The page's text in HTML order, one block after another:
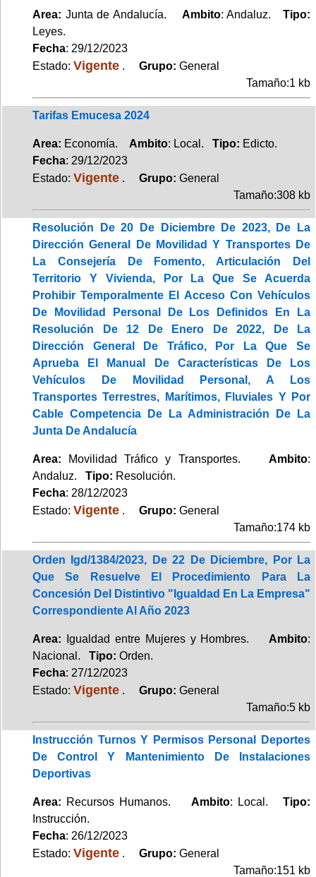
Area: Junta de Andalucía. Ambito: Andaluz.Tipo:
Leyes.
Fecha: 29/12/2023
Estado: Vigente . Grupo: General
Tamaño:1 kb
Tarifas Emucesa 2024
Area: Economía. Ambito: Local. Tipo: Edicto.
Fecha: 29/12/2023
Estado: Vigente . Grupo: General
Tamaño:308 kb
Resolución De 20 De Diciembre De 2023, De La
Dirección General De Movilidad Y Transportes De
La Consejería De Fomento, Articulación Del
Territorio Y Vivienda, Por La Que Se Acuerda
Prohibir Temporalmente El Acceso Con Vehículos
De Movilidad Personal De Los Definidos En La
Resolución De 12 De Enero De 2022, De La
Dirección General De Tráfico, Por La Que Se
Aprueba El Manual De Características De Los
Vehículos De Movilidad Personal, A Los
Transportes Terrestres, Marítimos, Fluviales Y Por
Cable Competencia De La Administración De La
Junta De Andalucía
Area: Movilidad Tráfico y Transportes. Ambito:
Andaluz. Tipo: Resolución.
Fecha: 28/12/2023
Estado: Vigente . Grupo: General
Tamaño:174 kb
Orden Igd/1384/2023, De 22 De Diciembre, Por La
Que Se Resuelve El Procedimiento Para La
Concesión Del Distintivo "Igualdad En La Empresa"
Correspondiente Al Año 2023
Area: Igualdad entre Mujeres y Hombres. Ambito:
Nacional. Tipo: Orden.
Fecha: 27/12/2023
Estado: Vigente . Grupo: General
Tamaño:5 kb
Instrucción Turnos Y Permisos Personal Deportes
De Control Y Mantenimiento De Instalaciones
Deportivas
Area: Recursos Humanos. Ambito: Local.Tipo:
Instrucción.
Fecha: 26/12/2023
Estado: Vigente . Grupo: General
Tamaño:151 kb